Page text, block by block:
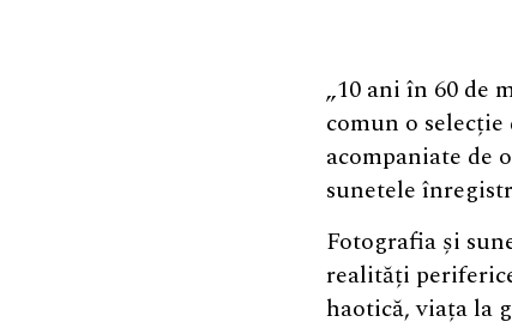
„10 ani în 60 de
comun o
acompaniate de
sunetele
Fotografia și
realități
haotică, viața la